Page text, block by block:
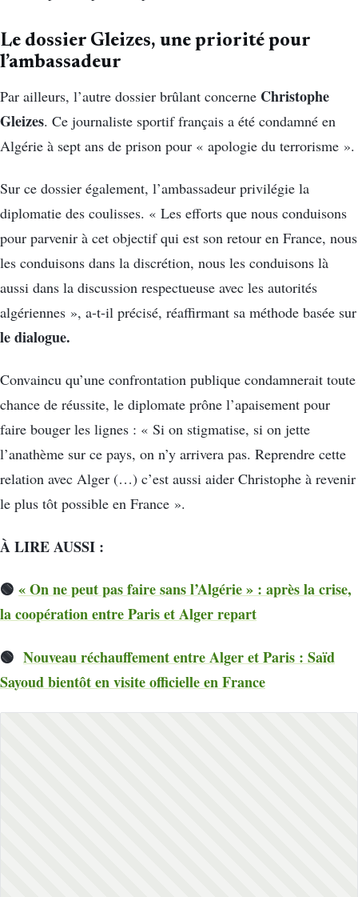
Le dossier Gleizes, une priorité pour
l’ambassadeur
Par ailleurs, l’autre dossier brûlant concerne Christophe
Gleizes. Ce journaliste sportif français a été condamné en
Algérie à sept ans de prison pour « apologie du terrorisme ».
Sur ce dossier également, l’ambassadeur privilégie la
diplomatie des coulisses. « Les efforts que nous conduisons
pour parvenir à cet objectif qui est son retour en France, nous
les conduisons dans la discrétion, nous les conduisons là
aussi dans la discussion respectueuse avec les autorités
algériennes », a-t-il précisé, réaffirmant sa méthode basée sur
le dialogue.
Convaincu qu’une confrontation publique condamnerait toute
chance de réussite, le diplomate prône l’apaisement pour
faire bouger les lignes : « Si on stigmatise, si on jette
l’anathème sur ce pays, on n’y arrivera pas. Reprendre cette
relation avec Alger (…) c’est aussi aider Christophe à revenir
le plus tôt possible en France ».
À LIRE AUSSI :
🟢 « On ne peut pas faire sans l’Algérie » : après la crise,
la coopération entre Paris et Alger repart
🟢 Nouveau réchauffement entre Alger et Paris : Saïd
Sayoud bientôt en visite officielle en France